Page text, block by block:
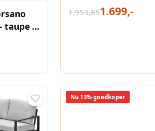
taupe -
1.953,851.699,-
Nu 13% goedkoper